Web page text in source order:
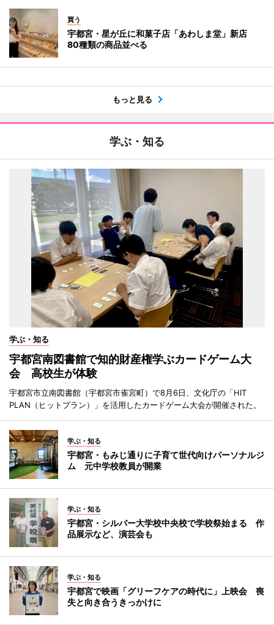
買う
宇都宮・星が丘に和菓子店「あわしま堂」新店
80種類の商品並べる
もっと見る
学ぶ・知る
学ぶ・知る
宇都宮南図書館で知的財産権学ぶカードゲーム大
会 高校生が体験
宇都宮市立南図書館（宇都宮市雀宮町）で8月6日、文化庁の「HIT
PLAN（ヒットプラン）」を活用したカードゲーム大会が開催された。
学ぶ・知る
宇都宮・もみじ通りに子育て世代向けパーソナルジ
ム 元中学校教員が開業
学ぶ・知る
宇都宮・シルバー大学校中央校で学校祭始まる 作
品展示など、演芸会も
学ぶ・知る
宇都宮で映画「グリーフケアの時代に」上映会 喪
失と向き合うきっかけに